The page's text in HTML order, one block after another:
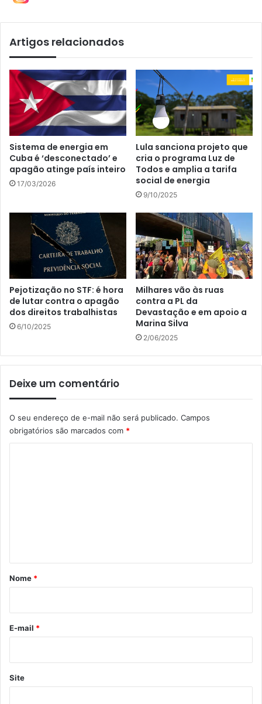
Artigos relacionados
Sistema de energia em
Cuba é ‘desconectado’ e
apagão atinge país inteiro
17/03/2026
Lula sanciona projeto que
cria o programa Luz de
Todos e amplia a tarifa
social de energia
9/10/2025
Pejotização no STF: é hora
de lutar contra o apagão
dos direitos trabalhistas
6/10/2025
Milhares vão às ruas
contra a PL da
Devastação e em apoio a
Marina Silva
2/06/2025
Deixe um comentário
O seu endereço de e-mail não será publicado. Campos
obrigatórios são marcados com *
r
*
Nome *
E-mail *
Site